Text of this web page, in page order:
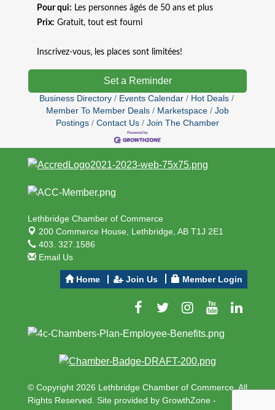
Pour qui: Les personnes âgés de 50 ans et plus
Prix: Gratuit, tout est fourni
Inscrivez-vous, les places sont limitées!
Set a Reminder
Business Directory Events Calendar
Hot Deals
Member To Member Deals
Marketspace
Job
Postings
Contact Us Join The Chamber
Lethbridge Chamber of Commerce
200 Commerce House, Lethbridge, AB T1J 2E1
403. 327.1586
Email Us
Home Join Us Member Login
© Copyright 2026 Lethbridge Chamber of Commerce. All
Rights Reserved. Site provided by GrowthZone -